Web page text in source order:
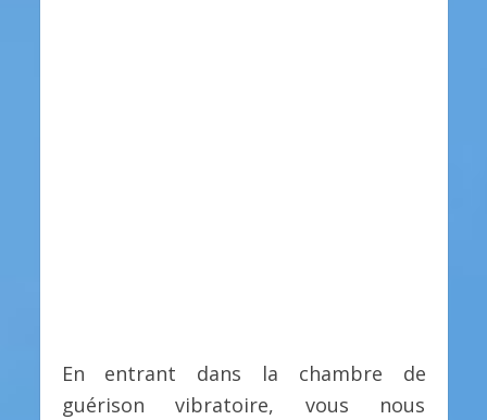
En entrant dans la chambre de
guérison vibratoire, vous nous